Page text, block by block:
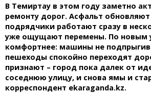
В Темиртау в этом году заметно
ремонту дорог. Асфальт
подрядчики работают сразу в
уже ощущают перемены. По новым
комфортнее: машины не
пешеходы спокойно переходят
признают – город пока далек от
соседнюю улицу, и снова ямы и
корреспондент ekaraganda.kz.